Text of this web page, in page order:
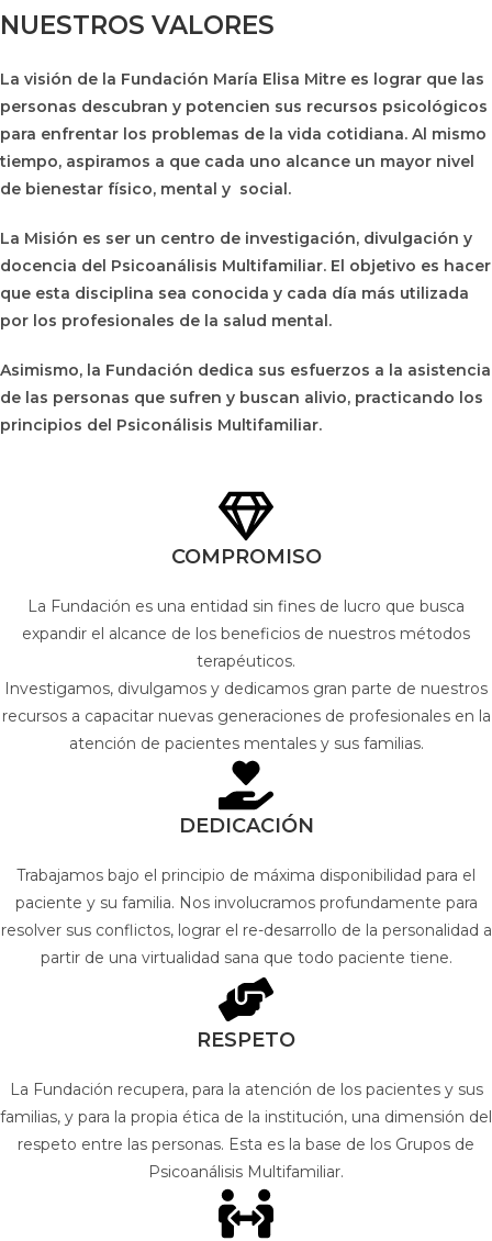
NUESTROS VALORES
La visión de la Fundación María Elisa Mitre es lograr que las
personas descubran y potencien sus recursos psicológicos
para enfrentar los problemas de la vida cotidiana. Al mismo
tiempo, aspiramos a que cada uno alcance un mayor nivel
de bienestar físico, mental y social.
La Misión es ser un centro de investigación, divulgación y
docencia del Psicoanálisis Multifamiliar. El objetivo es hacer
que esta disciplina sea conocida y cada día más utilizada
por los profesionales de la salud mental.
Asimismo, la Fundación dedica sus esfuerzos a la asistencia
de las personas que sufren y buscan alivio, practicando los
principios del Psiconálisis Multifamiliar.
COMPROMISO
La Fundación es una entidad sin fines de lucro que busca
expandir el alcance de los beneficios de nuestros métodos
terapéuticos.
Investigamos, divulgamos y dedicamos gran parte de nuestros
recursos a capacitar nuevas generaciones de profesionales en la
atención de pacientes mentales y sus familias.
DEDICACIÓN
Trabajamos bajo el principio de máxima disponibilidad para el
paciente y su familia. Nos involucramos profundamente para
resolver sus conflictos, lograr el re-desarrollo de la personalidad a
partir de una virtualidad sana que todo paciente tiene.
RESPETO
La Fundación recupera, para la atención de los pacientes y sus
familias, y para la propia ética de la institución, una dimensión del
respeto entre las personas. Esta es la base de los Grupos de
Psicoanálisis Multifamiliar.